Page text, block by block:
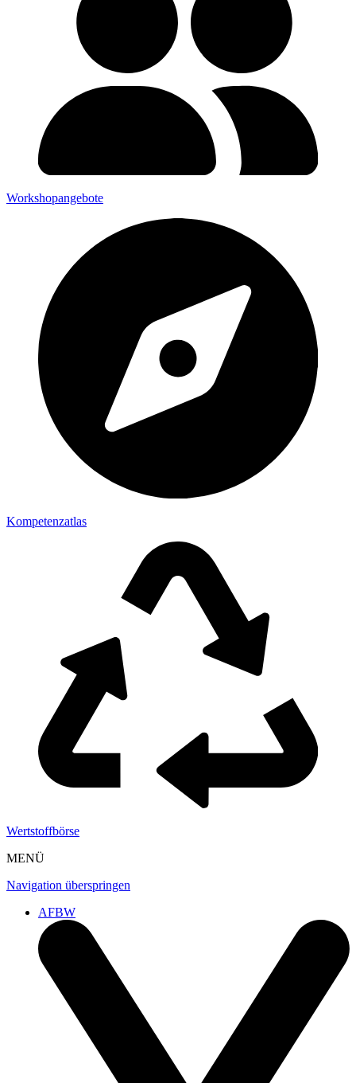
Workshopangebote
Kompetenzatlas
Wertstoffbörse
MENÜ
Navigation überspringen
AFBW